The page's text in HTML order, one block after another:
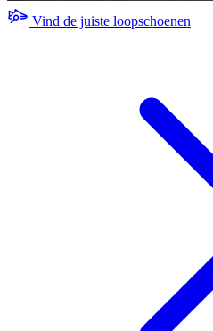
Vind de juiste loopschoenen